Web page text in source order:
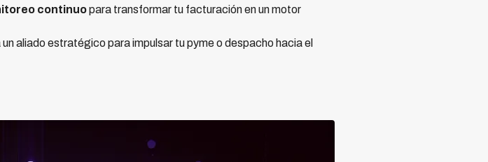
continuopara transformar tu facturación en un motor
aliado estratégico para impulsar tu pyme o despacho hacia el